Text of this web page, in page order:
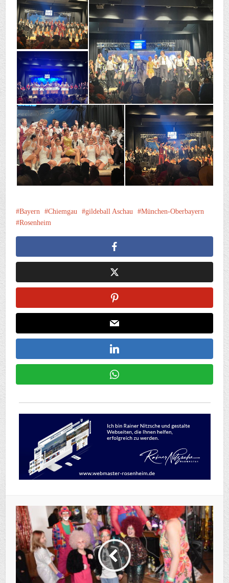
Bayern Chiemgau gildeball Aschau
München-Oberbayern
Rosenheim